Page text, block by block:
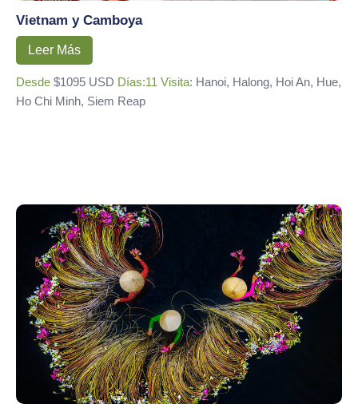
Vietnam y Camboya
Leer Más
Desde $1095 USD Días:11 Visita: Hanoi, Halong, Hoi An, Hue,
Ho Chi Minh, Siem Reap